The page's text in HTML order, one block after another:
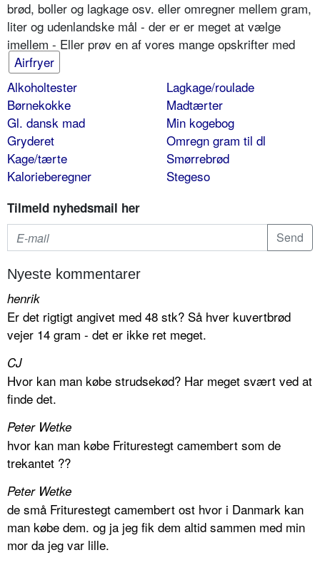
brød, boller og lagkage osv. eller omregner mellem gram,
liter og udenlandske mål - der er er meget at vælge
imellem - Eller prøv en af vores mange opskrifter med
Airfryer
Alkoholtester
Børnekokke
Gl. dansk mad
Gryderet
Kage/tærte
Kalorieberegner
Lagkage/roulade
Madtærter
Min kogebog
Omregn gram til dl
Smørrebrød
Stegeso
Tilmeld nyhedsmail her
Nyeste kommentarer
henrik
Er det rigtigt angivet med 48 stk? Så hver kuvertbrød
vejer 14 gram - det er ikke ret meget.
CJ
Hvor kan man købe strudsekød? Har meget svært ved at
finde det.
Peter Wetke
hvor kan man købe Friturestegt camembert som de
trekantet ??
Peter Wetke
de små Friturestegt camembert ost hvor i Danmark kan
man købe dem. og ja jeg fik dem altid sammen med min
mor da jeg var lille.